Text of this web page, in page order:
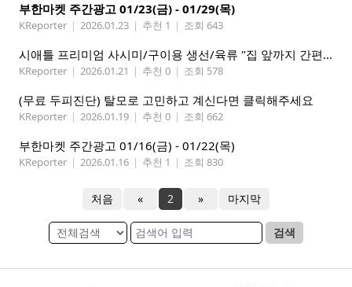
부한마켓 주간광고 01/23(금) - 01/29(목)
KReporter | 2026.01.23 | 추천 1 | 조회 643
시애틀 프리미엄 사시미/구이용 생선/육류 "집 앞까지 간편하게" – 영오션샵닷컴
KReporter | 2026.01.21 | 추천 0 | 조회 578
(무료 두피진단) 탈모로 고민하고 계신다면 클릭해주세요
KReporter | 2026.01.19 | 추천 0 | 조회 662
부한마켓 주간광고 01/16(금) - 01/22(목)
KReporter | 2026.01.16 | 추천 1 | 조회 830
처음 « 2 » 마지막
검색